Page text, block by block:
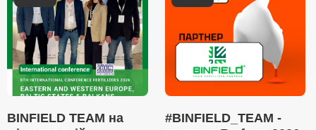
BINFIELD TEAM на
#BINFIELD_TEAM -